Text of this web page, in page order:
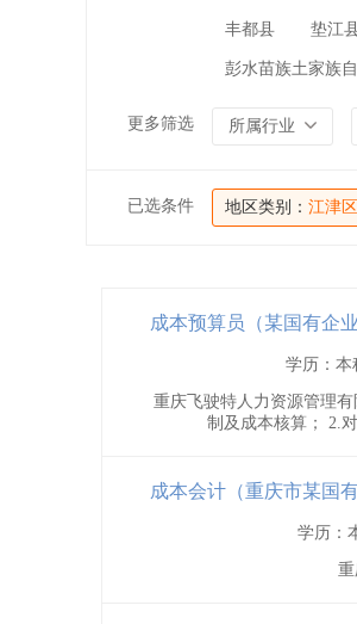
丰都县 垫江
彭水苗族土家族
更多筛选 所属行业
已选条件 地区类别： 江津区
成本预算员（某国有企业
学历：本
重庆飞驶特人力资源管理
制及成本核算； 2.
学历：